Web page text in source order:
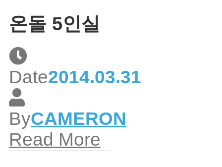
온돌 5인실
Date2014.03.31
ByCAMERON
Read More